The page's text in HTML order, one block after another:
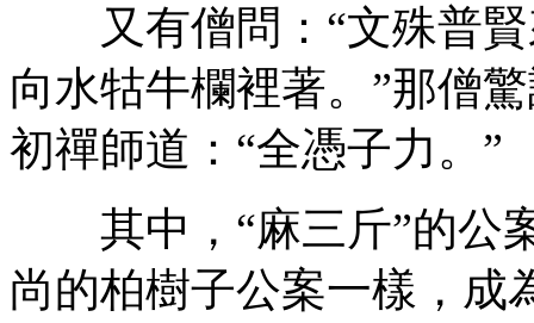
又有僧問：“文殊普賢
向水牯牛欄裡著。”那僧
初禪師道：“全憑子力。”
其中，“麻三斤”的公
尚的柏樹子公案一樣，成